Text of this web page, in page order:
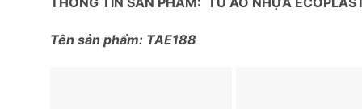
Tên sản phẩm: TAE188